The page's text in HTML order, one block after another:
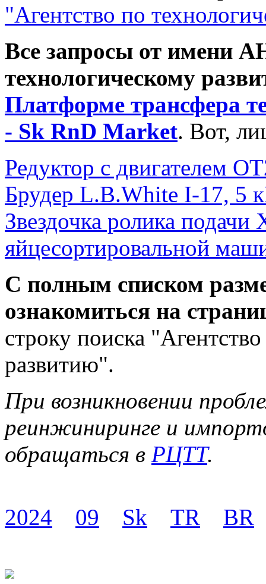
"Агентство по
Все запросы от имени
технологическому
Платформе трансфера
- Sk RnD Market. Вот,
Редуктор с двигателем
Брудер L.B.White I-17, 5
Звездочка ролика
яйцесортировальной
С полным списком
ознакомиться на
строку поиска
развитию".
При возникновении
реинжиниринге и
обращаться в РЦТТ.
2024 09 Sk TR BR